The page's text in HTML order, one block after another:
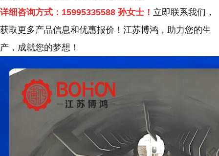
详细咨询方式： 15995335588 孙女士！ 立即联系我们，
获取更多产品信息和优惠报价！ 江苏博鸿， 助力您的生
产，成就您的梦想！